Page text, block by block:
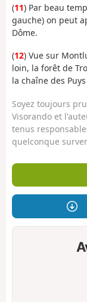
(11) Par beau
gauche) on peut
Dôme.
(12) Vue sur
loin, la forêt de
la chaîne des
Soyez toujours
Visorando et
tenus
quelconque